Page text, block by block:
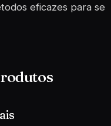
eficazes para se